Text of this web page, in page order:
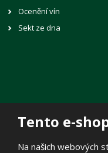
Tento e-
Na našich webových
Ocenění vín
Sekt ze dna
Prohlášení o přístupnosti |